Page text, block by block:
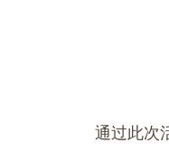
通过此次